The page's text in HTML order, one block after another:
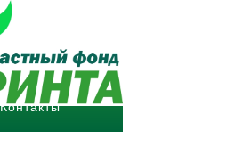
Публичные отчеты
О нас
Контакты